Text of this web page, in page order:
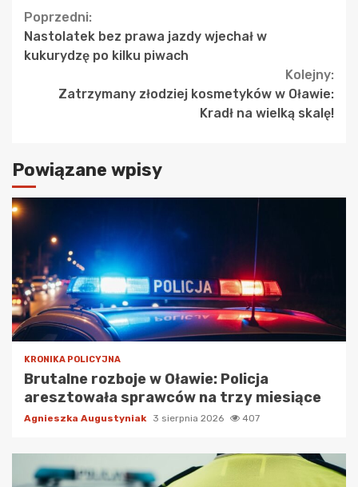
Continue
Reading
Poprzedni:
Nastolatek bez prawa jazdy wjechał w
kukurydzę po kilku piwach
Kolejny:
Zatrzymany złodziej kosmetyków w Oławie:
Kradł na wielką skalę!
Powiązane wpisy
KRONIKA POLICYJNA
Brutalne rozboje w Oławie: Policja
aresztowała sprawców na trzy miesiące
Agnieszka Augustyniak 3 sierpnia 2026 407